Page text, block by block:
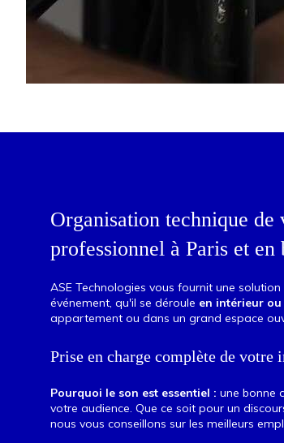
Organisation technique de
professionnel à Paris et en
ASE Technologies vous fournit une
événement, qu'il se déroule en intérieur
appartement ou dans un grand espace
Prise en charge complète de votre
Pourquoi le son est essentiel : une bonne
votre audience. Que ce soit pour un
nous vous conseillons sur les meilleurs